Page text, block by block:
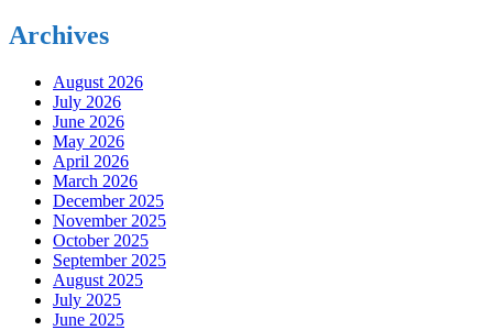
Archives
August 2026
July 2026
June 2026
May 2026
April 2026
March 2026
December 2025
November 2025
October 2025
September 2025
August 2025
July 2025
June 2025